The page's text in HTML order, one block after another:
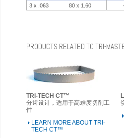
3 x .063
80 x 1.60
PRODUCTS RELATED TO TRI-
TRI-TECH CT™
分齿设计，适用于高难度切削工
件
LEARN MORE ABOUT TRI-
TECH CT™